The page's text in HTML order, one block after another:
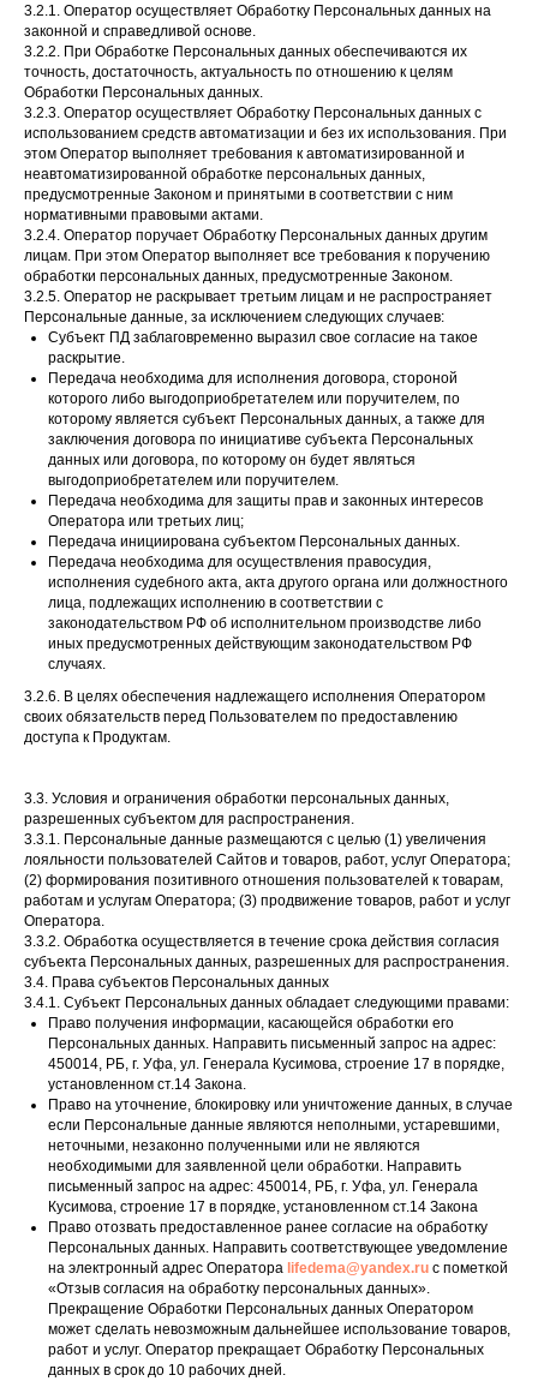
3.2.1. Оператор осуществляет Обработку Персональных данных на
законной и справедливой основе.
3.2.2. При Обработке Персональных данных обеспечиваются их
точность, достаточность, актуальность по отношению к целям
Обработки Персональных данных.
3.2.3. Оператор осуществляет Обработку Персональных данных с
использованием средств автоматизации и без их использования. При
этом Оператор выполняет требования к автоматизированной и
неавтоматизированной обработке персональных данных,
предусмотренные Законом и принятыми в соответствии с ним
нормативными правовыми актами.
3.2.4. Оператор поручает Обработку Персональных данных другим
лицам. При этом Оператор выполняет все требования к поручению
обработки персональных данных, предусмотренные Законом.
3.2.5. Оператор не раскрывает третьим лицам и не распространяет
Персональные данные, за исключением следующих случаев:
Субъект ПД заблаговременно выразил свое согласие на такое
раскрытие.
Передача необходима для исполнения договора, стороной
которого либо выгодоприобретателем или поручителем, по
которому является субъект Персональных данных, а также для
заключения договора по инициативе субъекта Персональных
данных или договора, по которому он будет являться
выгодоприобретателем или поручителем.
Передача необходима для защиты прав и законных интересов
Оператора или третьих лиц;
Передача инициирована субъектом Персональных данных.
Передача необходима для осуществления правосудия,
исполнения судебного акта, акта другого органа или должностного
лица, подлежащих исполнению в соответствии с
законодательством РФ об исполнительном производстве либо
иных предусмотренных действующим законодательством РФ
случаях.
3.2.6. В целях обеспечения надлежащего исполнения Оператором
своих обязательств перед Пользователем по предоставлению
доступа к Продуктам.
3.3. Условия и ограничения обработки персональных данных,
разрешенных субъектом для распространения.
3.3.1. Персональные данные размещаются с целью (1) увеличения
лояльности пользователей Сайтов и товаров, работ, услуг Оператора;
(2) формирования позитивного отношения пользователей к товарам,
работам и услугам Оператора; (3) продвижение товаров, работ и услуг
Оператора.
3.3.2. Обработка осуществляется в течение срока действия согласия
субъекта Персональных данных, разрешенных для распространения.
3.4. Права субъектов Персональных данных
3.4.1. Субъект Персональных данных обладает следующими правами:
Право получения информации, касающейся обработки его
Персональных данных. Направить письменный запрос на адрес:
450014, РБ, г. Уфа, ул. Генерала Кусимова, строение 17 в порядке,
установленном ст.14 Закона.
Право на уточнение, блокировку или уничтожение данных, в случае
если Персональные данные являются неполными, устаревшими,
неточными, незаконно полученными или не являются
необходимыми для заявленной цели обработки. Направить
письменный запрос на адрес: 450014, РБ, г. Уфа, ул. Генерала
Кусимова, строение 17 в порядке, установленном ст.14 Закона
Право отозвать предоставленное ранее согласие на обработку
Персональных данных. Направить соответствующее уведомление
на электронный адрес Оператора lifedema@yandex.ru с пометкой
«Отзыв согласия на обработку персональных данных».
Прекращение Обработки Персональных данных Оператором
может сделать невозможным дальнейшее использование товаров,
работ и услуг. Оператор прекращает Обработку Персональных
данных в срок до 10 рабочих дней.